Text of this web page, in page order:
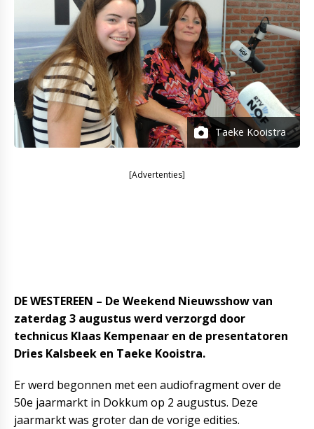
Taeke Kooistra
[Advertenties]
DE WESTEREEN – De Weekend Nieuwsshow van
zaterdag 3 augustus werd verzorgd door
technicus Klaas Kempenaar en de presentatoren
Dries Kalsbeek en Taeke Kooistra.
Er werd begonnen met een audiofragment over de
50e jaarmarkt in Dokkum op 2 augustus. Deze
jaarmarkt was groter dan de vorige edities.